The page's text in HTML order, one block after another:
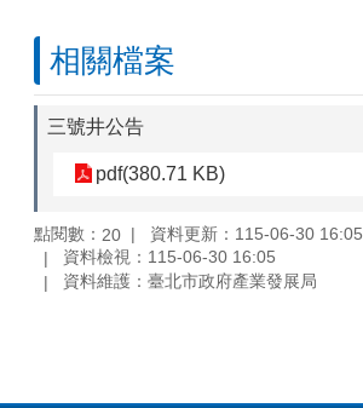
相關檔案
三號井公告
pdf(380.71 KB)
點閱數： 20
資料更新：115-06-30 16:05
資料檢視：115-06-30 16:05
資料維護：臺北市政府產業發展局